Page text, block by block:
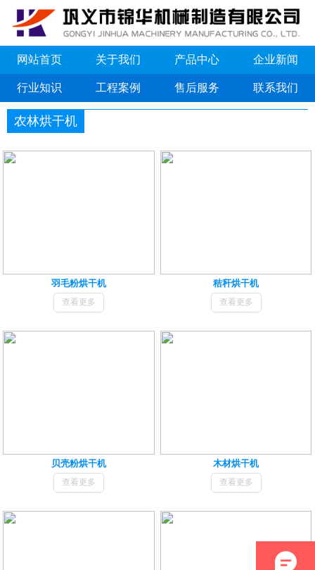
网站首页 关于我们 产品中心 企业新闻
行业知识 工程案例 售后服务 联系我们
农林烘干机
羽毛粉烘干机
查看更多
秸秆烘干机
查看更多
贝壳粉烘干机
查看更多
木材烘干机
查看更多